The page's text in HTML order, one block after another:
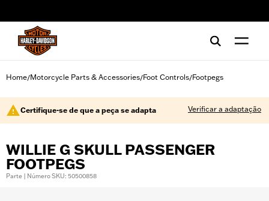
Home/Motorcycle Parts & Accessories/Foot Controls/Footpegs
Certifique-se de que a peça se adapta Verificar a adaptação
WILLIE G SKULL PASSENGER
FOOTPEGS
Parte | Número SKU: 50500858